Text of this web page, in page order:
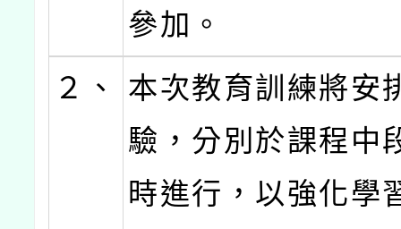
參加。
２、
本次教育訓練將安
驗，分別於課程中
時進行，以強化學